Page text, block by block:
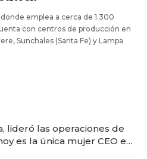
emplea a cerca de 1.300
con centros de producción en
Sunchales (Santa Fe) y Lampa
lideró las operaciones de
es la única mujer CEO en